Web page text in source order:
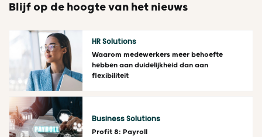
Blijf op de hoogte van het nieuws
Lees meer
HR Solutions
Waarom medewerkers meer behoefte
hebben aan duidelijkheid dan aan
flexibiliteit
Business Solutions
Profit 8: Payroll